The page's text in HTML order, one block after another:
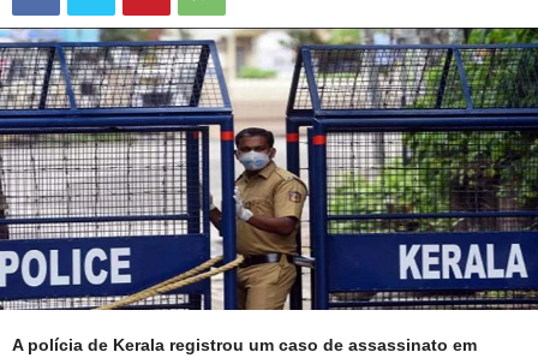
A polícia de Kerala registrou um caso de assassinato em